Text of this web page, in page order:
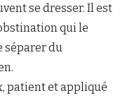
se dresser. Il est
qui le
séparer du
patient et appliqué